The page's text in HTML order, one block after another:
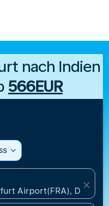
nach Indien
566EUR
expand_more
Airport(FRA),
close